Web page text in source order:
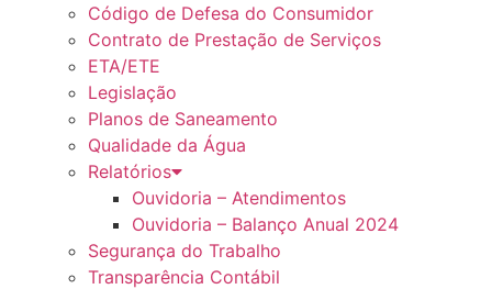
Código de Defesa do Consumidor
Contrato de Prestação de Serviços
ETA/ETE
Legislação
Planos de Saneamento
Qualidade da Água
Relatórios
Ouvidoria – Atendimentos
Ouvidoria – Balanço Anual 2024
Segurança do Trabalho
Transparência Contábil